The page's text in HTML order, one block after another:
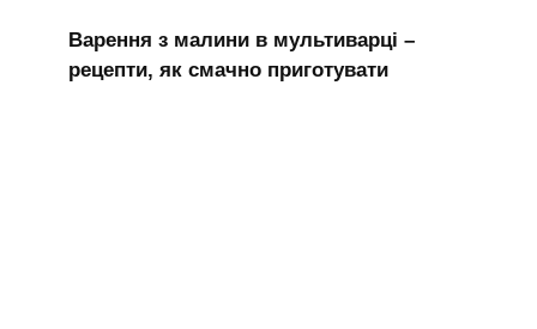
Варення з малини в мультиварці –
рецепти, як смачно приготувати